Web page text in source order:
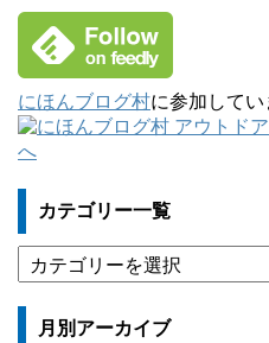
にほんブログ村に参加してい
カテゴリー一覧
テ
ゴ
月別アーカイブ